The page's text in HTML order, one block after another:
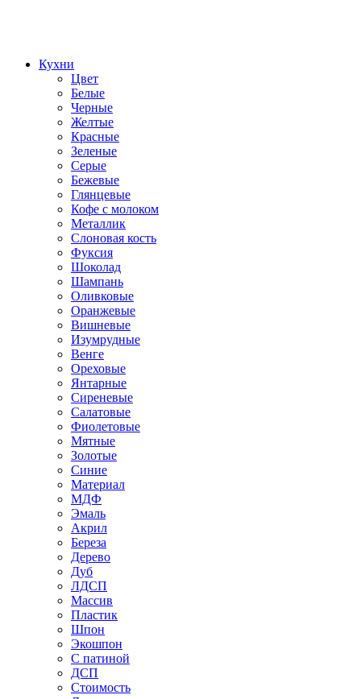
Кухни
Цвет
Белые
Черные
Желтые
Красные
Зеленые
Серые
Бежевые
Глянцевые
Кофе с молоком
Металлик
Слоновая кость
Фуксия
Шоколад
Шампань
Оливковые
Оранжевые
Вишневые
Изумрудные
Венге
Ореховые
Янтарные
Сиреневые
Салатовые
Фиолетовые
Мятные
Золотые
Синие
Материал
МДФ
Эмаль
Акрил
Береза
Дерево
Дуб
ЛДСП
Массив
Пластик
Шпон
Экошпон
С патиной
ДСП
Стоимость